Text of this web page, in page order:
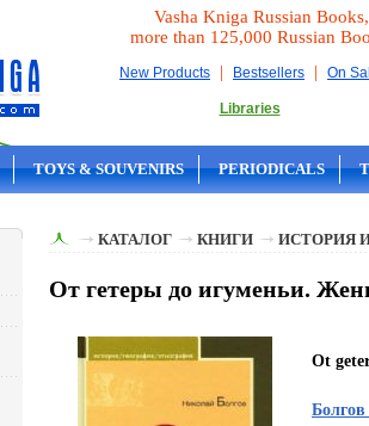
Vasha Kniga Russian Books,
more than 125,000 Russian
New Products | Bestsellers | On
Libraries
TOYS & SOUVENIRS PERIODICALS
КАТАЛОГ КНИГИ ИСТОРИЯ
От гетеры до игуменьи.
Ot